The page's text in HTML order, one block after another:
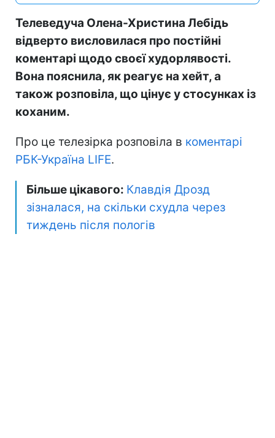
Телеведуча Олена-Христина Лебідь
відверто висловилася про постійні
коментарі щодо своєї худорлявості.
Вона пояснила, як реагує на хейт, а
також розповіла, що цінує у стосунках із
коханим.
Про це телезірка розповіла в коментарі
РБК-Україна LIFE.
Більше цікавого: Клавдія Дрозд
зізналася, на скільки схудла через
тиждень після пологів